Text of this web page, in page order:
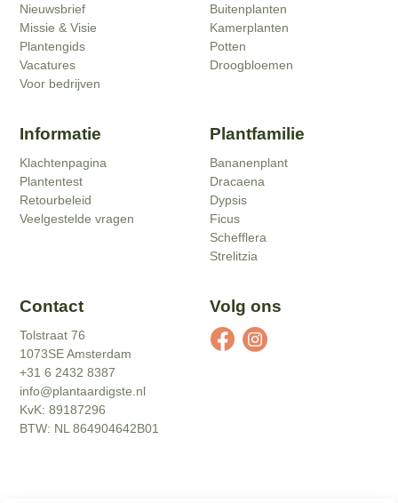
Nieuwsbrief
Missie & Visie
Plantengids
Vacatures
Voor bedrijven
Buitenplanten
Kamerplanten
Potten
Droogbloemen
Informatie
Klachtenpagina
Plantentest
Retourbeleid
Veelgestelde vragen
Plantfamilie
Bananenplant
Dracaena
Dypsis
Ficus
Schefflera
Strelitzia
Contact
Tolstraat 76
1073SE Amsterdam
+31 6 2432 8387
info@plantaardigste.nl
KvK: 89187296
BTW: NL 864904642B01
Volg ons